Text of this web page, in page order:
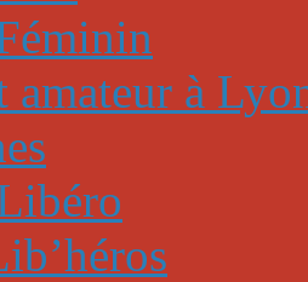
amateur à